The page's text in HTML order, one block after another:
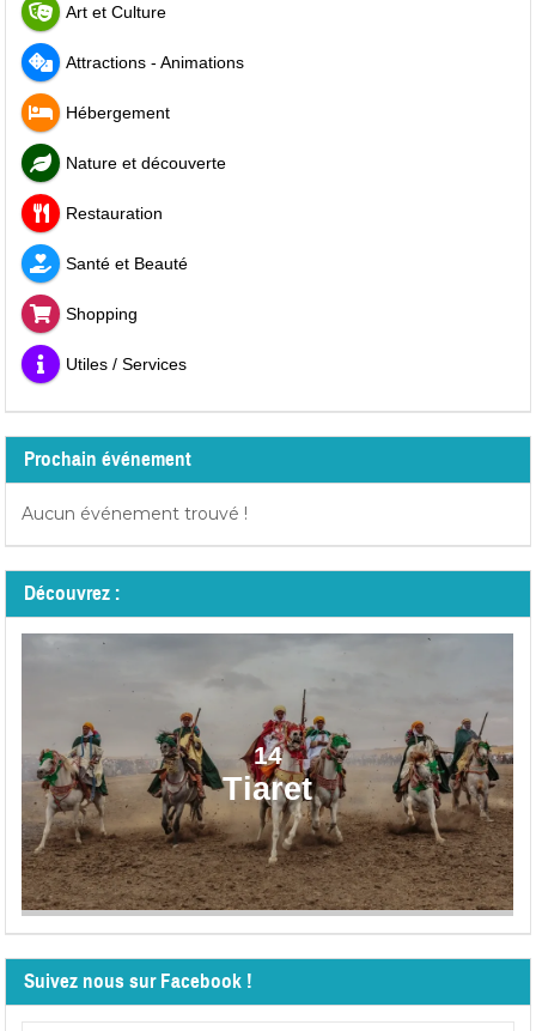
Art et Culture
Attractions - Animations
Hébergement
Nature et découverte
Restauration
Santé et Beauté
Shopping
Utiles / Services
Prochain événement
Aucun événement trouvé !
Découvrez :
14
Tiaret
Suivez nous sur Facebook !